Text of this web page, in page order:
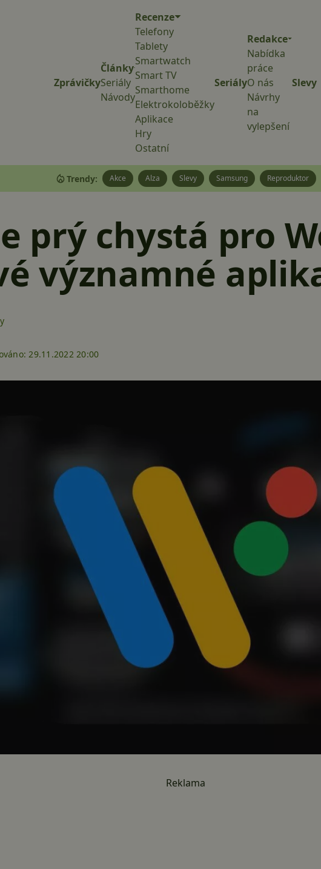
Zprávičky
Články
Seriály
Návody
Recenze
Telefony
Tablety
Smartwatch
Smart TV
Smarthome
Elektrokoloběžky
Aplikace
Hry
Ostatní
Seriály
Redakce
Nabídka
práce
O nás
Návrhy
na
vylepšení
Slevy
Trendy: Akce Alza Slevy Samsung Reproduktor
prý chystá pro
významné
29.11.2022 20:00
Reklama